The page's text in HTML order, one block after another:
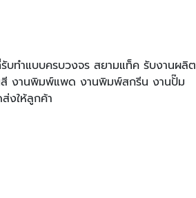
บทำแบบครบวงจร สยามแท็ค รับงานผลิต
งานพิมพ์แพด งานพิมพ์สกรีน งานปั๊ม
งให้ลูกค้า